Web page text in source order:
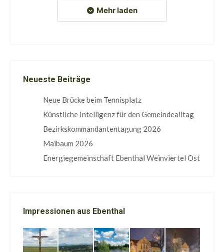
Mehr laden
Neueste Beiträge
Neue Brücke beim Tennisplatz
Künstliche Intelligenz für den Gemeindealltag
Bezirkskommandantentagung 2026
Maibaum 2026
Energiegemeinschaft Ebenthal Weinviertel Ost
Impressionen aus Ebenthal